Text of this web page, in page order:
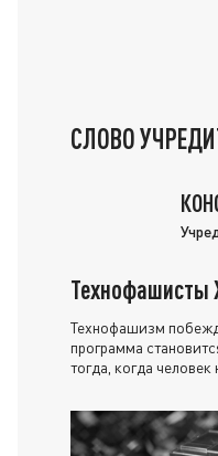
СЛОВО
Технофашисты
Технофашизм
программа
тогда, когда